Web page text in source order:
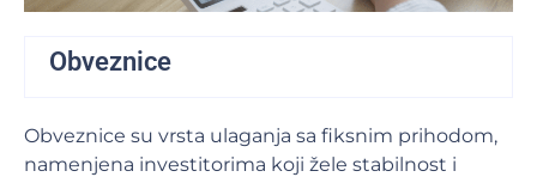
Obveznice
Obveznice su vrsta ulaganja sa fiksnim prihodom,
namenjena investitorima koji žele stabilnost i